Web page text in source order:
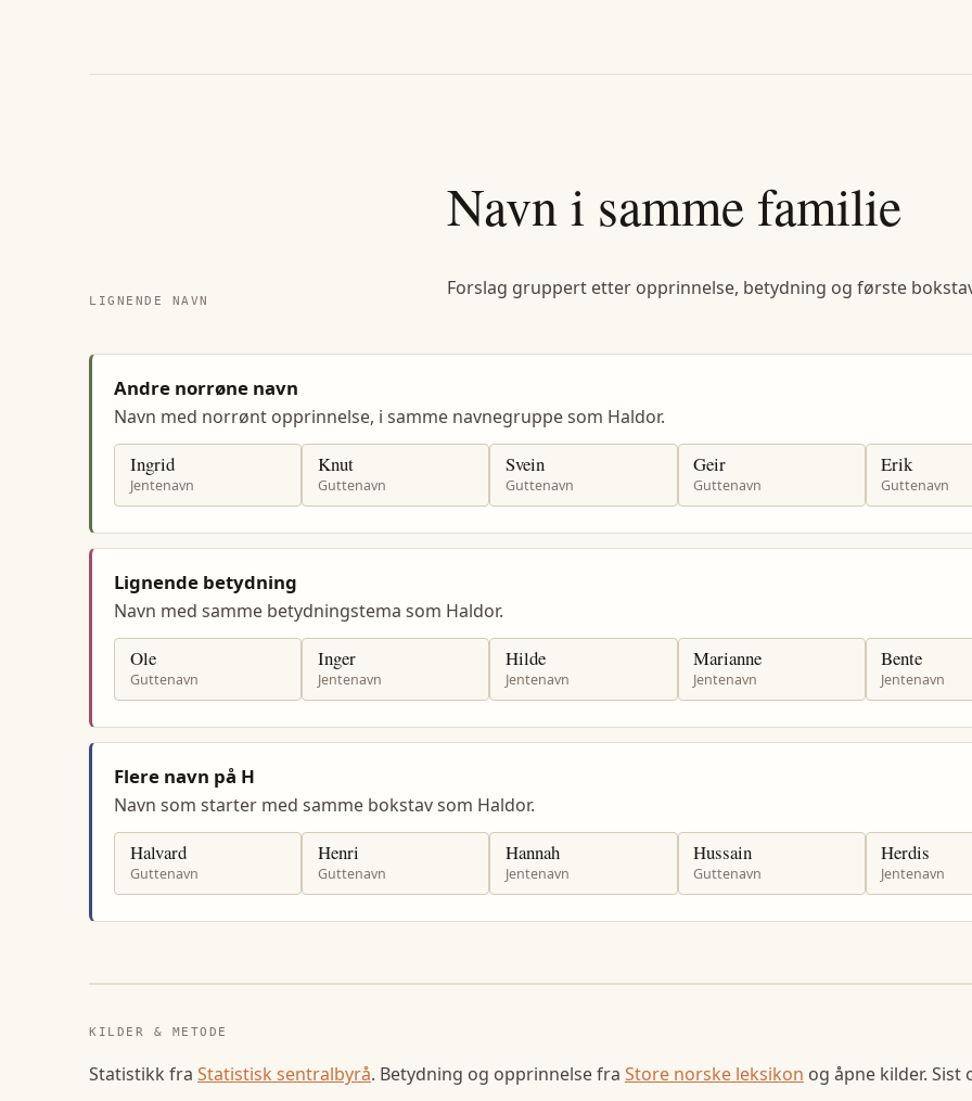
LIGNENDE NAVN
Navn i samme familie
Forslag gruppert etter opprinnelse, betydning og første
Andre norrøne navn
Navn med norrønt opprinnelse, i samme navnegruppe som Haldor.
Ingrid
Jentenavn
Knut
Guttenavn
Svein
Guttenavn
Geir
Guttenavn
Erik
Guttenavn
Lignende betydning
Navn med samme betydningstema som Haldor.
Ole
Guttenavn
Inger
Jentenavn
Hilde
Jentenavn
Marianne
Jentenavn
Bente
Jentenavn
Flere navn på H
Navn som starter med samme bokstav som Haldor.
Halvard
Guttenavn
Henri
Guttenavn
Hannah
Jentenavn
Hussain
Guttenavn
Herdis
Jentenavn
KILDER & METODE
Statistikk fra Statistisk sentralbyrå. Betydning og opprinnelse fra Store norske leksikon og åpne kilder. Sist